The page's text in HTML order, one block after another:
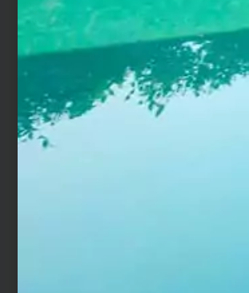
encollage, avec une colle spéciale
vous recommandons de prévoir
colle/m² (soit pour une margelle de 60
1kg de colle par pièce – et pour une de
prévoir 2,16 kg de colle par pièce).
Les joints sont à réaliser au silicone
sur 3 mm de largeur minimum. Nous
de masquer les bords de chaque